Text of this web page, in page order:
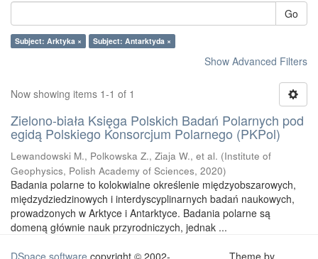
Go
Subject: Arktyka × Subject: Antarktyda ×
Show Advanced Filters
Now showing items 1-1 of 1
Zielono-biała Księga Polskich Badań Polarnych pod
egidą Polskiego Konsorcjum Polarnego (PKPol)
Lewandowski M., Polkowska Z., Ziaja W., et al. (Institute of
Geophysics, Polish Academy of Sciences, 2020)
Badania polarne to kolokwialne określenie międzyobszarowych,
międzydziedzinowych i interdyscyplinarnych badań naukowych,
prowadzonych w Arktyce i Antarktyce. Badania polarne są
domeną głównie nauk przyrodniczych, jednak ...
DSpace software copyright © 2002-
Theme by